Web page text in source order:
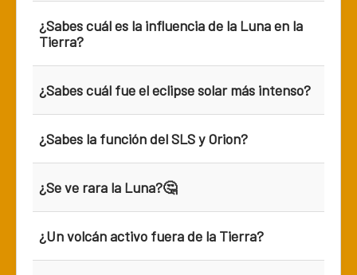
¿Sabes cuál es la influencia de la Luna en la
Tierra?
¿Sabes cuál fue el eclipse solar más intenso?
¿Sabes la función del SLS y Orion?
¿Se ve rara la Luna?🤔
¿Un volcán activo fuera de la Tierra?